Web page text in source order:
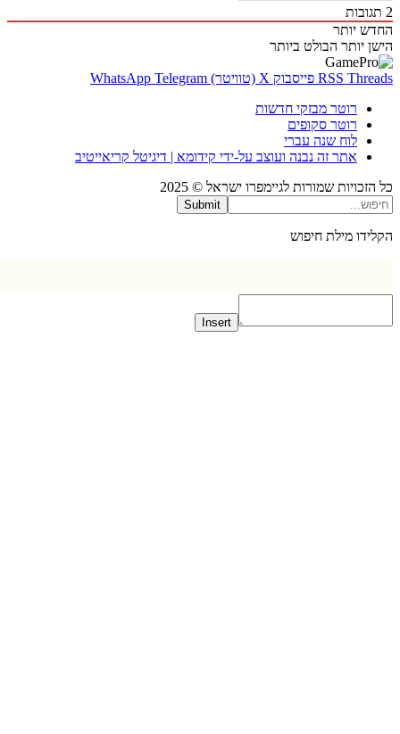
WhatsApp Telegram
| דיגיטל קריאייטיב
2025
Submit